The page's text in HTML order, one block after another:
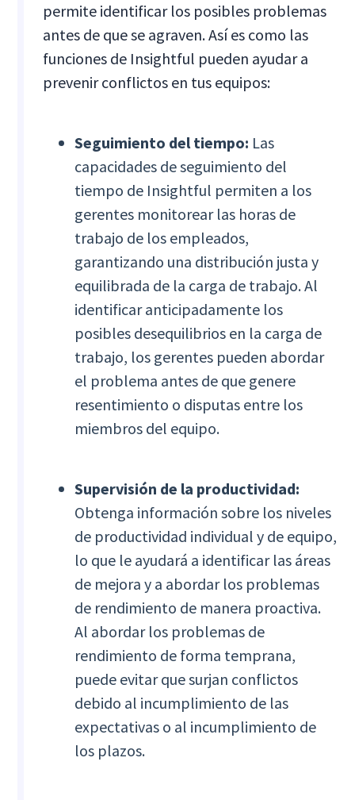
permite identificar los posibles problemas
antes de que se agraven. Así es como las
funciones de Insightful pueden ayudar a
prevenir conflictos en tus equipos:
Seguimiento del tiempo: Las
capacidades de seguimiento del
tiempo de Insightful permiten a los
gerentes monitorear las horas de
trabajo de los empleados,
garantizando una distribución justa y
equilibrada de la carga de trabajo. Al
identificar anticipadamente los
posibles desequilibrios en la carga de
trabajo, los gerentes pueden abordar
el problema antes de que genere
resentimiento o disputas entre los
miembros del equipo.
Supervisión de la productividad:
Obtenga información sobre los niveles
de productividad individual y de equipo,
lo que le ayudará a identificar las áreas
de mejora y a abordar los problemas
de rendimiento de manera proactiva.
Al abordar los problemas de
rendimiento de forma temprana,
puede evitar que surjan conflictos
debido al incumplimiento de las
expectativas o al incumplimiento de
los plazos.